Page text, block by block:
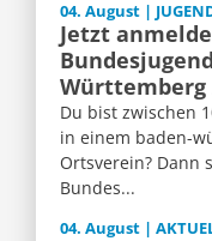
04. August |
Jetzt
Württemberg
Du bist zwischen
in einem baden-
Ortsverein? Dann
Bundes...
04. August |